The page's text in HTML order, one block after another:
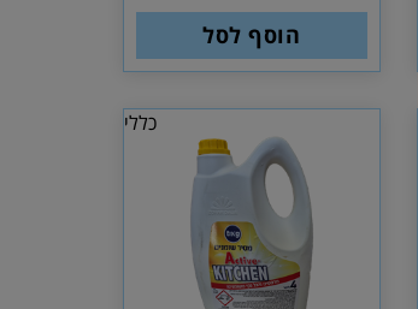
הוסף לסל
כללי